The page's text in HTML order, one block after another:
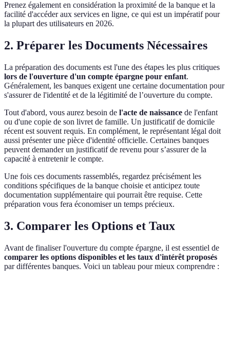
Prenez également en considération la proximité de la banque et la
facilité d'accéder aux services en ligne, ce qui est un impératif pour
la plupart des utilisateurs en 2026.
2. Préparer les Documents Nécessaires
La préparation des documents est l'une des étapes les plus critiques
lors de l'ouverture d'un compte épargne pour enfant.
Généralement, les banques exigent une certaine documentation pour
s'assurer de l'identité et de la légitimité de l’ouverture du compte.
Tout d'abord, vous aurez besoin de l'acte de naissance de l'enfant
ou d'une copie de son livret de famille. Un justificatif de domicile
récent est souvent requis. En complément, le représentant légal doit
aussi présenter une pièce d'identité officielle. Certaines banques
peuvent demander un justificatif de revenu pour s’assurer de la
capacité à entretenir le compte.
Une fois ces documents rassemblés, regardez précisément les
conditions spécifiques de la banque choisie et anticipez toute
documentation supplémentaire qui pourrait être requise. Cette
préparation vous fera économiser un temps précieux.
3. Comparer les Options et Taux
Avant de finaliser l'ouverture du compte épargne, il est essentiel de
comparer les options disponibles et les taux d'intérêt proposés
par différentes banques. Voici un tableau pour mieux comprendre :